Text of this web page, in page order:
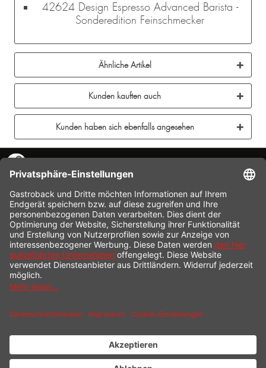
42624 Design Espresso Advanced Barista -
Sonderedition Feinschmecker
Ähnliche Artikel
Kunden kauften auch
Kunden haben sich ebenfalls angesehen
SERVICE HOTLINE
INFORMATION
SHOP SERVICE